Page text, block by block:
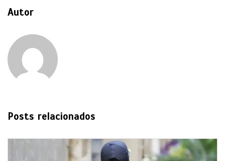
Autor
Posts relacionados